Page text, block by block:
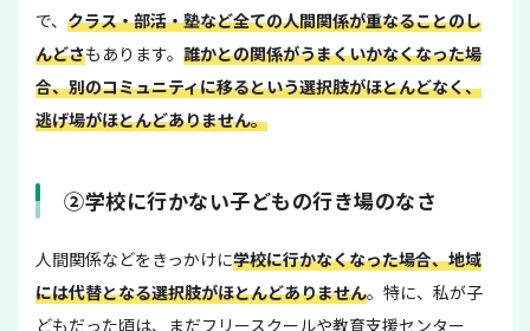
で、 クラス・部活・塾など全ての人間関係が重なることのし
んどさもあります。 誰かとの関係がうまくいかなくなった場
合、別のコミュニティに移るという選択肢がほとんどなく、
逃げ場がほとんどありません。
②学校に行かない子どもの行き場のなさ
人間関係などをきっかけに学校に行かなくなった場合、地域
には代替となる選択肢がほとんどありません。特に、私が子
どもだった頃は、まだフリースクールや教育支援センター